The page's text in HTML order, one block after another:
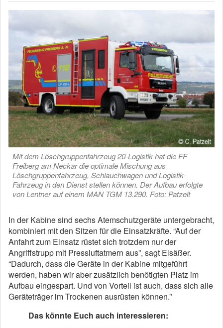
Mit dem Löschgruppenfahrzeug 20-Logistik hat die FF
Freiberg am Neckar die optimale Mischung aus
Löschgruppenfahrzeug, Schlauchwagen und Logistik-
Fahrzeug in den Dienst stellen können. Der Aufbau erfolgte
von Lentner auf einem MAN TGM 13.290. Foto: Patzelt
In der Kabine sind sechs Atemschutzgeräte untergebracht,
kombiniert mit den Sitzen für die Einsatzkräfte. “Auf der
Anfahrt zum Einsatz rüstet sich trotzdem nur der
Angriffstrupp mit Pressluftatmern aus”, sagt Elsäßer.
“Dadurch, dass die Geräte in der Kabine mitgeführt
werden, haben wir aber zusätzlich benötigten Platz im
Aufbau eingespart. Und von Vorteil ist auch, dass sich alle
Geräteträger im Trockenen ausrüsten können.”
Das könnte Euch auch interessieren: